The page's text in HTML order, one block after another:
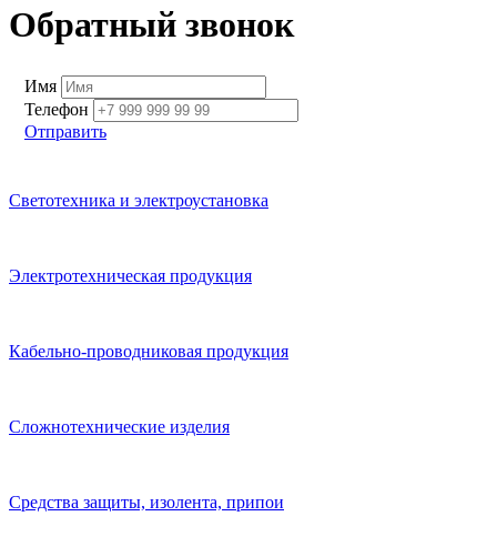
Обратный звонок
Имя
Телефон
Отправить
Светотехника и электроустановка
Электротехническая продукция
Кабельно-проводниковая продукция
Сложнотехнические изделия
Средства защиты, изолента, припои